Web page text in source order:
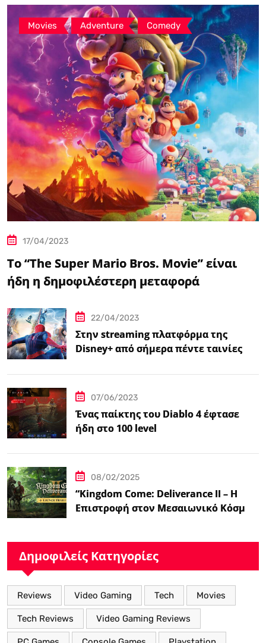
Movies , Adventure , Comedy
17/04/2023
Το “The Super Mario Bros. Movie” είναι
ήδη η δημοφιλέστερη μεταφορά
22/04/2023
Στην streaming πλατφόρμα της
Disney+ από σήμερα πέντε ταινίες
07/06/2023
Ένας παίκτης του Diablo 4 έφτασε
ήδη στο 100 level
08/02/2025
“Kingdom Come: Deliverance II – Η
Επιστροφή στον Μεσαιωνικό Κόσμο
Δημοφιλείς Κατηγορίες
Reviews Video Gaming Tech Movies
Tech Reviews Video Gaming Reviews